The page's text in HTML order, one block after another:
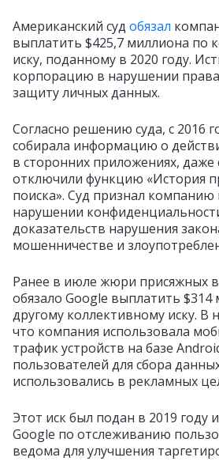
Американский суд обязал
выплатить $425,7 миллиона по
иску, поданному в 2020 году.
корпорацию в нарушении
защиту личных данных.
Согласно решению суда, с 2016
собирала информацию о
в сторонних приложениях, даже
отключили функцию «История
поиска». Суд признал
нарушении
доказательств нарушения
мошенничестве и
Ранее в июле жюри присяжных
обязало Google выплатить
другому коллективному иску. В
что компания использовала
трафик устройств на базе
пользователей для сбора
использовались в рекламных
Этот иск был подан в 2019 году
Google по отслеживанию
ведома для улучшения